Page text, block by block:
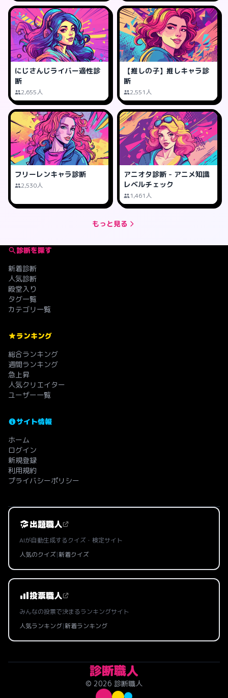
にじさんじライバー適性診
断
2,655人
【推しの子】推しキャラ診
断
2,551人
フリーレンキャラ診断
2,530人
アニオタ診断 - アニメ知識
レベルチェック
1,461人
もっと見る
診断を探す
新着診断
人気診断
殿堂入り
タグ一覧
カテゴリ一覧
ランキング
総合ランキング
週間ランキング
急上昇
人気クリエイター
ユーザー一覧
サイト情報
ホーム
ログイン
新規登録
利用規約
プライバシーポリシー
出題職人
AIが自動生成するクイズ・検定サイト
人気のクイズ|新着クイズ
投票職人
みんなの投票で決まるランキングサイト
人気ランキング|新着ランキング
診断職人
© 2026 診断職人